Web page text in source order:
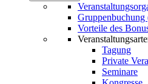
Vorteile des
Tagung
Private
Seminare